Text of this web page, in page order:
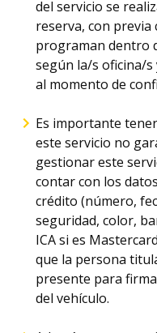
del servicio se
reserva, con previa
programan dentro
según la/s oficina/
al momento de
Es importante
este servicio no
gestionar este
contar con los
crédito (número,
seguridad, color,
ICA si es
que la persona
presente para
del vehículo.